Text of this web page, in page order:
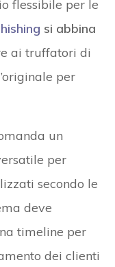
flessibile per le
si abbina
ai truffatori di
per
un
per
secondo le
deve
timeline per
dei clienti